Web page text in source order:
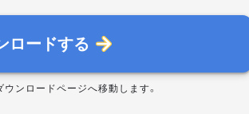
ロードする
ウンロードページへ移動します。